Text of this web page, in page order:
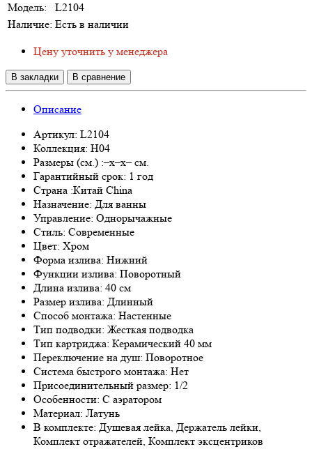
Модель:
L2104
Наличие: Есть в наличии
Цену уточнить у менеджера
В закладки В сравнение
Описание
Артикул: L2104
Коллекция: H04
Размеры (см.) :–x–x– см.
Гарантийный срок: 1 год
Страна :Китай China
Назначение: Для ванны
Управление: Однорычажные
Стиль: Современные
Цвет: Хром
Форма излива: Нижний
Функции излива: Поворотный
Длина излива: 40 см
Размер излива: Длинный
Способ монтажа: Настенные
Тип подводки: Жесткая подводка
Тип картриджа: Керамический 40 мм
Переключение на душ: Поворотное
Система быстрого монтажа: Нет
Присоединительный размер: 1/2
Особенности: С аэратором
Материал: Латунь
В комплекте: Душевая лейка, Держатель лейки,
Комплект отражателей, Комплект эксцентриков